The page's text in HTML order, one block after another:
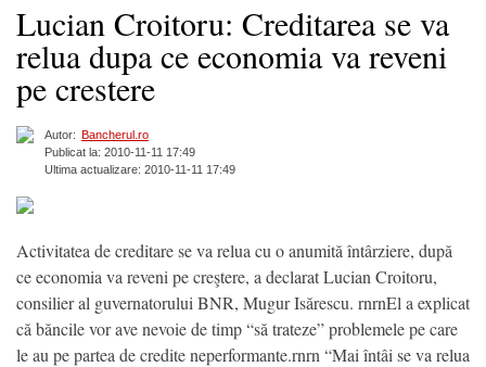
Lucian Croitoru: Creditarea se va
relua dupa ce economia va reveni
pe crestere
Autor: Bancherul.ro
Publicat la: 2010-11-11 17:49
Ultima actualizare: 2010-11-11 17:49
Activitatea de creditare se va relua cu o anumită întârziere, după
ce economia va reveni pe creştere, a declarat Lucian Croitoru,
consilier al guvernatorului BNR, Mugur Isărescu. rnrnEl a explicat
că băncile vor ave nevoie de timp “să trateze” problemele pe care
le au pe partea de credite neperformante.rnrn “Mai întâi se va relua